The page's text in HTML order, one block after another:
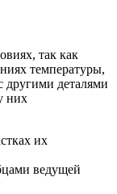
так как
температуры,
другими деталями
них
их
ведущей